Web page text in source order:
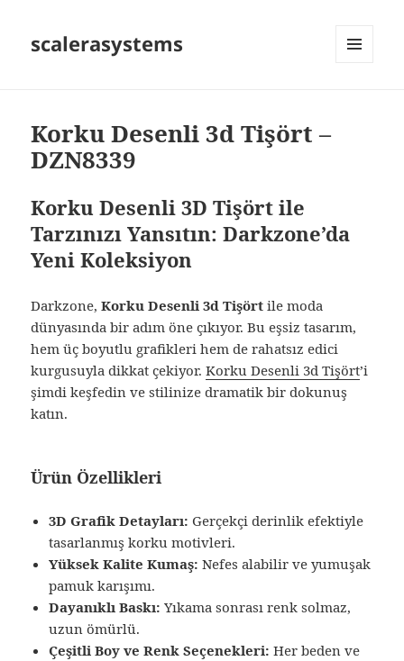
scalerasystems
Korku Desenli 3d Tişört –
DZN8339
Korku Desenli 3D Tişört ile
Tarzınızı Yansıtın: Darkzone’da
Yeni Koleksiyon
Darkzone,Korku Desenli 3d Tişört ile moda
dünyasında bir adım öne çıkıyor. Bu eşsiz tasarım,
hem üç boyutlu grafikleri hem de rahatsız edici
kurgusuyla dikkat çekiyor.Korku Desenli 3d Tişört’i
şimdi keşfedin ve stilinize dramatik bir dokunuş
katın.
Ürün Özellikleri
3D Grafik Detayları: Gerçekçi derinlik efektiyle
tasarlanmış korku motivleri.
Yüksek Kalite Kumaş: Nefes alabilir ve yumuşak
pamuk karışımı.
Dayanıklı Baskı: Yıkama sonrası renk solmaz,
uzun ömürlü.
Çeşitli Boy ve Renk Seçenekleri: Her beden ve